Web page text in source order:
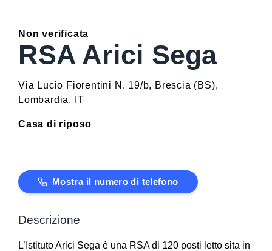
Non verificata
RSA Arici Sega
Via Lucio Fiorentini N. 19/b, Brescia (BS),
Lombardia, IT
Casa di riposo
Mostra il numero di telefono
Descrizione
L’Istituto Arici Sega è una RSA di 120 posti letto sita in